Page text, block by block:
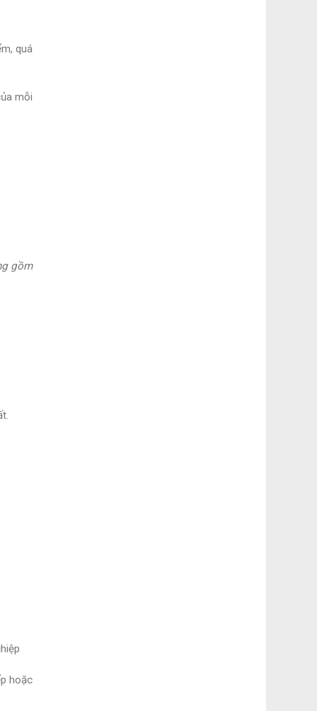
quá
mỗi
gồm
hoặc